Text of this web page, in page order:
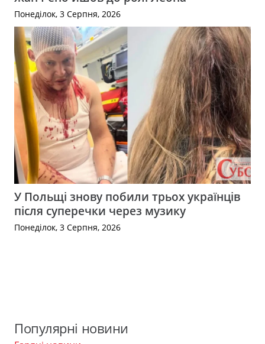
Понеділок, 3 Серпня, 2026
У Польщі знову побили трьох українців
після суперечки через музику
Понеділок, 3 Серпня, 2026
Популярні новини